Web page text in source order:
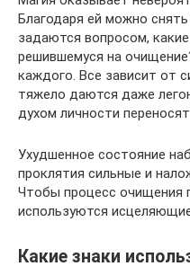
Благодаря ей можно
задаются вопросом,
решившемуся на
каждого. Все зависит от
тяжело даются даже
духом личности
Ухудшенное состояние
проклятия сильные и
Чтобы процесс очищения
используются
Какие знаки